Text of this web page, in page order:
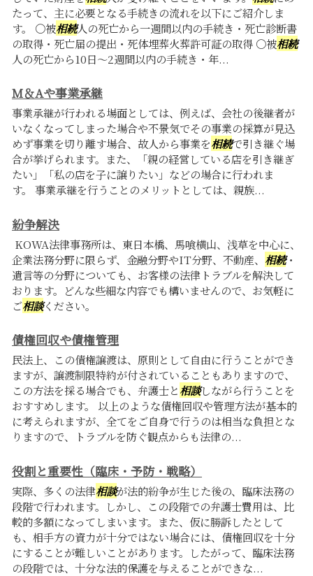
たって、主に必要となる手続きの流れを以下にご紹介しま
す。 〇被相続人の死亡から一週間以内の手続き・死亡診断書
の取得・死亡届の提出・死体埋葬火葬許可証の取得 〇被相続
人の死亡から10日～2週間以内の手続き・年...
M＆Aや事業承継
事業承継が行われる場面としては、例えば、会社の後継者が
いなくなってしまった場合や不景気でその事業の採算が見込
めず事業を切り離す場合、故人から事業を相続で引き継ぐ場
合が挙げられます。また、「親の経営している店を引き継ぎ
たい」「私の店を子に譲りたい」などの場合に行われま
す。 事業承継を行うことのメリットとしては、親族...
紛争解決
KOWA法律事務所は、東日本橋、馬喰横山、浅草を中心に、
企業法務分野に限らず、金融分野やIT分野、不動産、 相続・
遺言等の分野についても、お客様の法律トラブルを解決して
おります。どんな些細な内容でも構いませんので、お気軽に
ご相談ください。
債権回収や債権管理
民法上、この債権譲渡は、原則として自由に行うことができ
ますが、譲渡制限特約が付されていることもありますので、
この方法を採る場合でも、弁護士と相談しながら行うことを
おすすめします。 以上のような債権回収や管理方法が基本的
に考えられますが、全てをご自身で行うのは相当な負担とな
りますので、トラブルを防ぐ観点からも法律の...
役割と重要性（臨床・予防・戦略）
実際、多くの法律相談が法的紛争が生じた後の、臨床法務の
段階で行われます。しかし、この段階での弁護士費用は、比
較的多額になってしまいます。また、仮に勝訴したとして
も、相手方の資力が十分ではない場合には、債権回収を十分
にすることが難しいことがあります。したがって、臨床法務
の段階では、十分な法的保護を与えることができな...